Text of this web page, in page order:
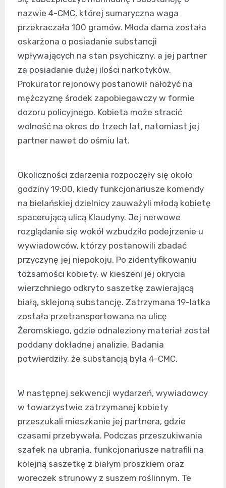
nazwie 4-CMC, której sumaryczna waga
przekraczała 100 gramów. Młoda dama została
oskarżona o posiadanie substancji
wpływających na stan psychiczny, a jej partner
za posiadanie dużej ilości narkotyków.
Prokurator rejonowy postanowił nałożyć na
mężczyznę środek zapobiegawczy w formie
dozoru policyjnego. Kobieta może stracić
wolność na okres do trzech lat, natomiast jej
partner nawet do ośmiu lat.
Okoliczności zdarzenia rozpoczęły się około
godziny 19:00, kiedy funkcjonariusze komendy
na bielańskiej dzielnicy zauważyli młodą kobietę
spacerującą ulicą Klaudyny. Jej nerwowe
rozglądanie się wokół wzbudziło podejrzenie u
wywiadowców, którzy postanowili zbadać
przyczynę jej niepokoju. Po zidentyfikowaniu
tożsamości kobiety, w kieszeni jej okrycia
wierzchniego odkryto saszetkę zawierającą
białą, sklejoną substancję. Zatrzymana 19-latka
została przetransportowana na ulicę
Żeromskiego, gdzie odnaleziony materiał został
poddany dokładnej analizie. Badania
potwierdziły, że substancją była 4-CMC.
W następnej sekwencji wydarzeń, wywiadowcy
w towarzystwie zatrzymanej kobiety
przeszukali mieszkanie jej partnera, gdzie
czasami przebywała. Podczas przeszukiwania
szafek na ubrania, funkcjonariusze natrafili na
kolejną saszetkę z białym proszkiem oraz
woreczek strunowy z suszem roślinnym. Te